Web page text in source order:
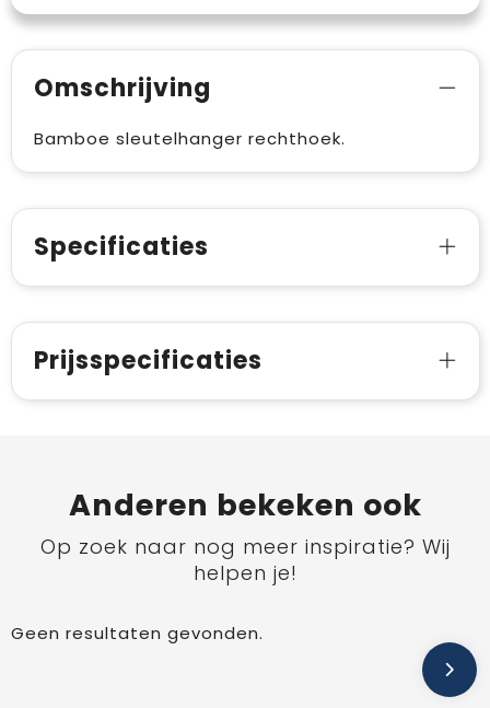
Omschrijving
Bamboe sleutelhanger rechthoek.
Specificaties
Prijsspecificaties
Anderen bekeken ook
Op zoek naar nog meer inspiratie? Wij
helpen je!
Geen resultaten gevonden.